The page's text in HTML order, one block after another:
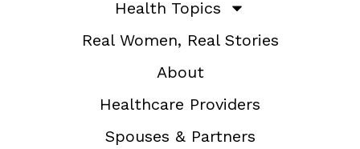
Health Topics
Real Women, Real Stories
About
Healthcare Providers
Spouses & Partners